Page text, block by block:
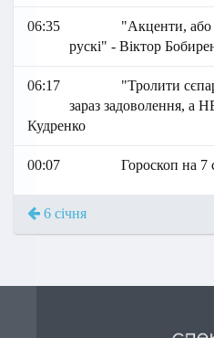
06:35
"Акценти, або
рускі" - Віктор
06:17
"Тролити
зараз задоволення, а
Кудренко
00:07 Гороскоп на 7
6 січня